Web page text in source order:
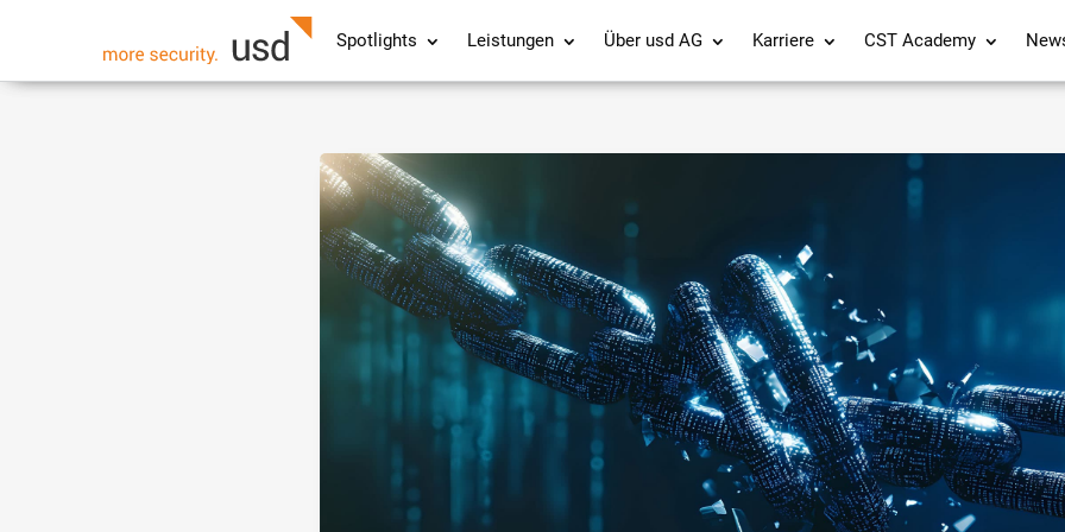
Spotlights Leistungen Über usd AG Karriere CST Academy